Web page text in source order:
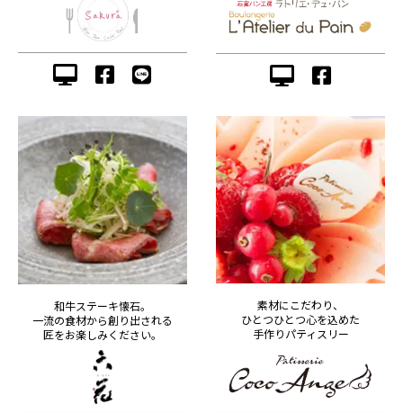
和牛ステーキ懐石。
一流の食材から創り出される
匠をお楽しみください。
素材にこだわり、
ひとつひとつ心を込めた
手作りパティスリー